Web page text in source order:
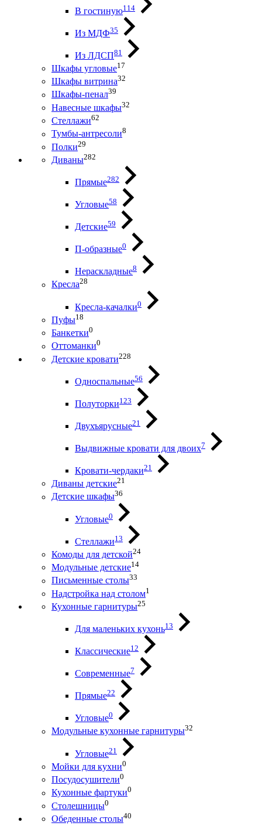
В гостиную114
Из МДФ35
Из ЛДСП81
Шкафы угловые17
Шкафы витрина32
Шкафы-пенал39
Навесные шкафы32
Стеллажи62
Тумбы-антресоли8
Полки29
Диваны282
Прямые282
Угловые58
Детские59
П-образные0
Нераскладные8
Кресла28
Кресла-качалки0
Пуфы18
Банкетки0
Оттоманки0
Детские кровати228
Односпальные56
Полуторки123
Двухъярусные21
Выдвижные кровати для двоих7
Кровати-чердаки21
Диваны детские21
Детские шкафы36
Угловые0
Стеллажи13
Комоды для детской24
Модульные детские14
Письменные столы33
Надстройка над столом1
Кухонные гарнитуры25
Для маленьких кухонь13
Классические12
Современные7
Прямые22
Угловые0
Модульные кухонные гарнитуры32
Угловые21
Мойки для кухни0
Посудосушители0
Кухонные фартуки0
Столешницы0
Обеденные столы40